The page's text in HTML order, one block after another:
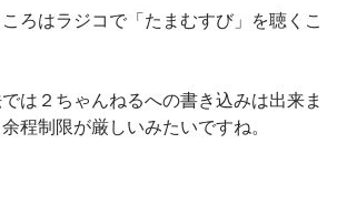
ろはラジコで「たまむすび」を聴くこ
は２ちゃんねるへの書き込みは出来ま
程制限が厳しいみたいですね。